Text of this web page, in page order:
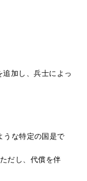
加し、兵士によっ
うな特定の国是で
だし、代償を伴